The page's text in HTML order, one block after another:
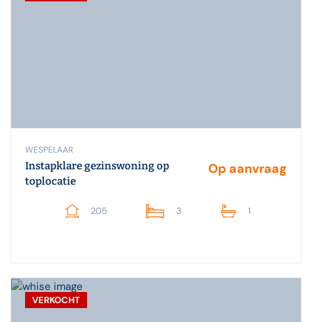
WESPELAAR
Instapklare gezinswoning op
toplocatie
Op aanvraag
205 3 1
VERKOCHT